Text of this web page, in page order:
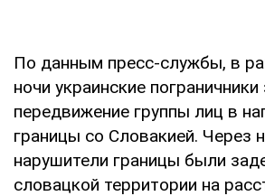
По данным пресс-службы, в
ночи украинские
передвижение группы лиц в
границы со Словакией. Через
нарушители границы были
словацкой территории на